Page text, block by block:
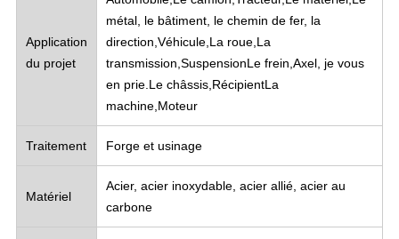
Application
du projet
métal, le bâtiment, le chemin de fer, la
direction,Véhicule,La roue,La
transmission,SuspensionLe frein,Axel, je vous
en prie.Le châssis,RécipientLa
machine,Moteur
Traitement Forge et usinage
Matériel
Acier, acier inoxydable, acier allié, acier au
carbone